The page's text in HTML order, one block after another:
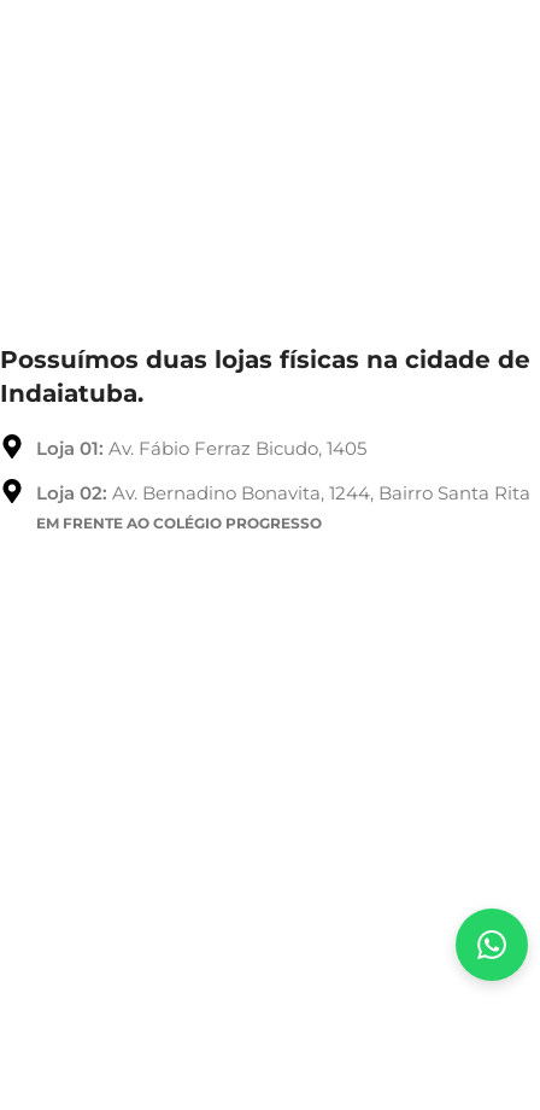
Possuímos duas lojas físicas na cidade de
Indaiatuba.
Loja 01: Av. Fábio Ferraz Bicudo, 1405
Loja 02: Av. Bernadino Bonavita, 1244, Bairro Santa Rita
EM FRENTE AO COLÉGIO PROGRESSO